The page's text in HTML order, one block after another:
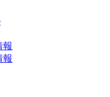
報
報